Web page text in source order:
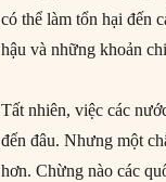
có thể làm tổn hại đến
hậu và những khoản
Tất nhiên, việc các
đến đâu. Nhưng một
hơn. Chừng nào các